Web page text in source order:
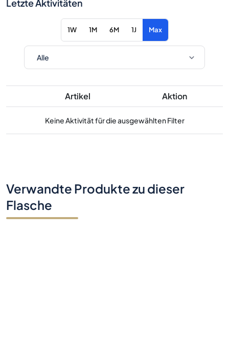
Letzte Aktivitäten
1W 1M 6M 1J Max
Artikel Aktion
Keine Aktivität für die ausgewählten Filter
Verwandte Produkte zu dieser
Flasche